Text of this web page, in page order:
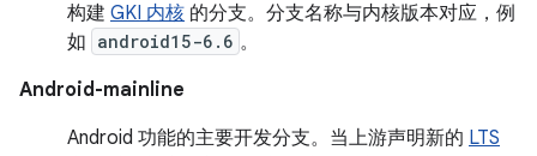
构建 GKI 内核 的分支。分支名称与内核版本对应，例
如 android15-6.6 。
Android-mainline
Android 功能的主要开发分支。当上游声明新的 LTS